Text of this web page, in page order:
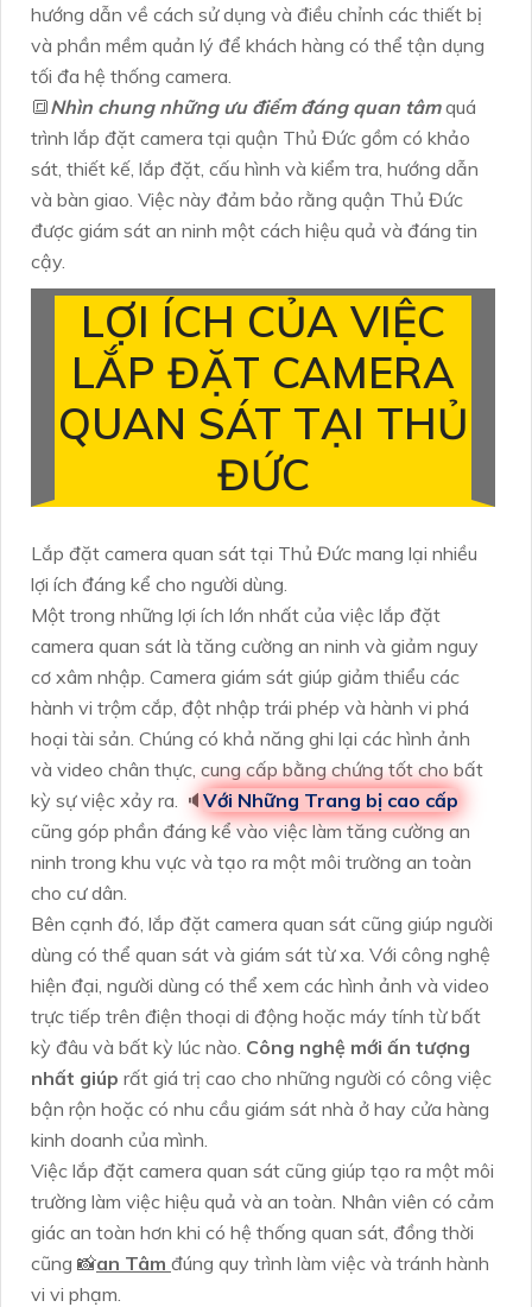
hướng dẫn về cách sử dụng và điều chỉnh các thiết bị
và phần mềm quản lý để khách hàng có thể tận dụng
tối đa hệ thống camera.
🔳Nhìn chung những ưu điểm đáng quan tâmquá
trình lắp đặt camera tại quận Thủ Đức gồm có khảo
sát, thiết kế, lắp đặt, cấu hình và kiểm tra, hướng dẫn
và bàn giao. Việc này đảm bảo rằng quận Thủ Đức
được giám sát an ninh một cách hiệu quả và đáng tin
cậy.
LỢI ÍCH CỦA VIỆC
LẮP ĐẶT CAMERA
QUAN SÁT TẠI THỦ
ĐỨC
Lắp đặt camera quan sát tại Thủ Đức mang lại nhiều
lợi ích đáng kể cho người dùng.
Một trong những lợi ích lớn nhất của việc lắp đặt
camera quan sát là tăng cường an ninh và giảm nguy
cơ xâm nhập. Camera giám sát giúp giảm thiểu các
hành vi trộm cắp, đột nhập trái phép và hành vi phá
hoại tài sản. Chúng có khả năng ghi lại các hình ảnh
và video chân thực, cung cấp bằng chứng tốt cho bất
kỳ sự việc xảy ra. 🔈 Với Những Trang bị cao cấp
cũng góp phần đáng kể vào việc làm tăng cường an
ninh trong khu vực và tạo ra một môi trường an toàn
cho cư dân.
Bên cạnh đó, lắp đặt camera quan sát cũng giúp người
dùng có thể quan sát và giám sát từ xa. Với công nghệ
hiện đại, người dùng có thể xem các hình ảnh và video
trực tiếp trên điện thoại di động hoặc máy tính từ bất
kỳ đâu và bất kỳ lúc nào. Công nghệ mới ấn tượng
nhất giúp rất giá trị cao cho những người có công việc
bận rộn hoặc có nhu cầu giám sát nhà ở hay cửa hàng
kinh doanh của mình.
Việc lắp đặt camera quan sát cũng giúp tạo ra một môi
trường làm việc hiệu quả và an toàn. Nhân viên có cảm
giác an toàn hơn khi có hệ thống quan sát, đồng thời
cũng 📸an Tâm đúng quy trình làm việc và tránh hành
vi vi phạm.